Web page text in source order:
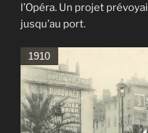
l’Opéra. Un projet
jusqu’au port.
1910